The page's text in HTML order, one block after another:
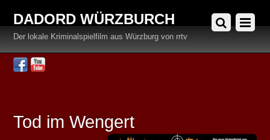
DADORD WÜRZBURCH
Der lokale Kriminalspielfilm aus Würzburg von rrtv
FacebookYouTube
Tod im Wengert